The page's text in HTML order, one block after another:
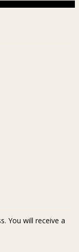
You will receive a